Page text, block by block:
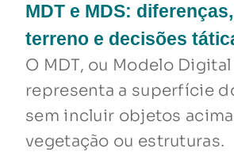
MDT e MDS:
terreno e decisões
O MDT, ou Modelo
representa a superfície
sem incluir objetos
vegetação ou estruturas.